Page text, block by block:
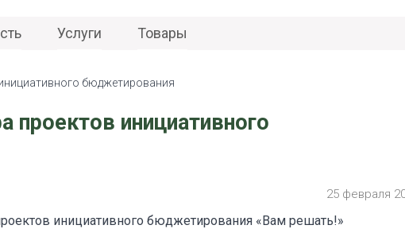
Услуги Товары
бюджетирования
инициативного
25 февраля
инициативного бюджетирования «Вам решать!»